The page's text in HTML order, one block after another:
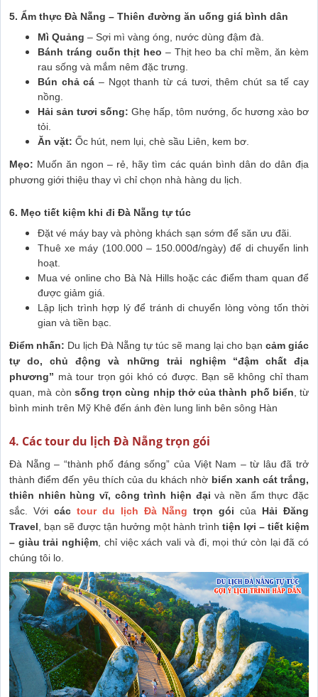
5. Ẩm thực Đà Nẵng – Thiên đường ăn uống giá bình dân
Mì Quảng – Sợi mì vàng óng, nước dùng đậm đà.
Bánh tráng cuốn thịt heo – Thịt heo ba chỉ mềm, ăn kèm
rau sống và mắm nêm đặc trưng.
Bún chả cá – Ngọt thanh từ cá tươi, thêm chút sa tế cay
nồng.
Hải sản tươi sống: Ghẹ hấp, tôm nướng, ốc hương xào bơ
tỏi.
Ăn vặt: Ốc hút, nem lụi, chè sầu Liên, kem bơ.
Mẹo: Muốn ăn ngon – rẻ, hãy tìm các quán bình dân do dân địa
phương giới thiệu thay vì chỉ chọn nhà hàng du lịch.
6. Mẹo tiết kiệm khi đi Đà Nẵng tự túc
Đặt vé máy bay và phòng khách sạn sớm để săn ưu đãi.
Thuê xe máy (100.000 – 150.000đ/ngày) để di chuyển linh
hoạt.
Mua vé online cho Bà Nà Hills hoặc các điểm tham quan để
được giảm giá.
Lập lịch trình hợp lý để tránh di chuyển lòng vòng tốn thời
gian và tiền bạc.
Điểm nhấn: Du lịch Đà Nẵng tự túc sẽ mang lại cho bạn cảm giác
tự do, chủ động và những trải nghiệm “đậm chất địa
phương” mà tour trọn gói khó có được. Bạn sẽ không chỉ tham
quan, mà còn sống trọn cùng nhịp thở của thành phố biển , từ
bình minh trên Mỹ Khê đến ánh đèn lung linh bên sông Hàn
4. Các tour du lịch Đà Nẵng trọn gói
Đà Nẵng – “thành phố đáng sống” của Việt Nam – từ lâu đã trở
thành điểm đến yêu thích của du khách nhờ biển xanh cát trắng,
thiên nhiên hùng vĩ, công trình hiện đại và nền ẩm thực đặc
sắc. Với các tour du lịch Đà Nẵng trọn gói của Hải Đăng
Travel , bạn sẽ được tận hưởng một hành trình tiện lợi – tiết kiệm
– giàu trải nghiệm , chỉ việc xách vali và đi, mọi thứ còn lại đã có
chúng tôi lo.